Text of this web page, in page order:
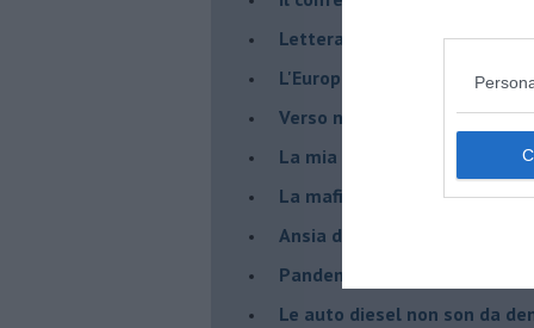
Lettera al Presidente Draghi
L'Europa non regge il
Verso nuovi modelli
​La mia generazione... Quella
​La mafia sanitaria ai tempi
Ansia da Covid
Pandemia e modello
Le auto diesel non son da